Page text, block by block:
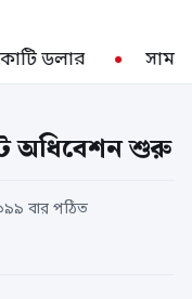
ডলার
অধিবেশন শুরু
বার পঠিত